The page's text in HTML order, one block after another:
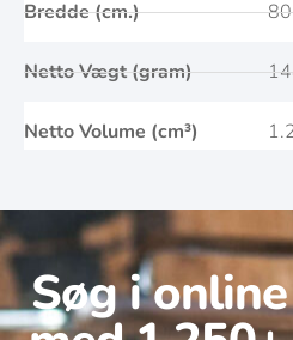
Bredde (cm.)
Netto Vægt (gram)
Netto Volume (cm³)
Søg i